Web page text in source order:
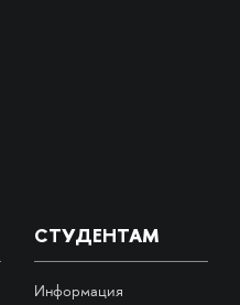
СТУДЕНТАМ
Информация